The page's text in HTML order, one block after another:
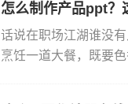
怎么制作产品ppt？
话说在职场江湖谁没
烹饪一道大餐，既要